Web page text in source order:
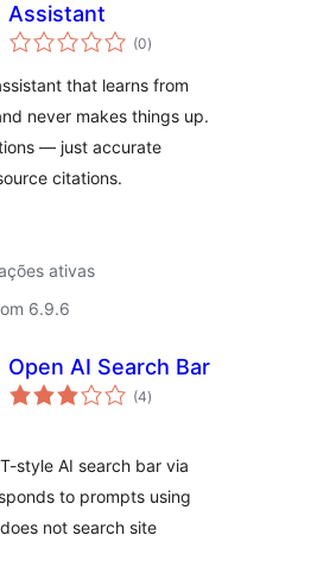
Assistant
(0avaliações
totais
)
that learns from
never makes things up.
— just accurate
citations.
ativas
6.9.6
Open AI Search Bar
(4avaliações
totais
)
style AI search bar via
to prompts using
not search site